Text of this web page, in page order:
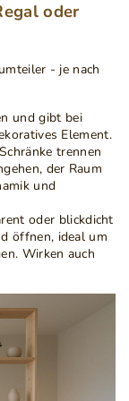
oder
- je nach
und gibt bei
Element.
trennen
der Raum
und
oder blickdicht
öffnen, ideal um
Wirken auch